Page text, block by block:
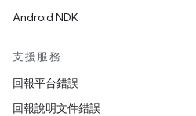
Android NDK
支援服務
回報平台錯誤
回報說明文件錯誤